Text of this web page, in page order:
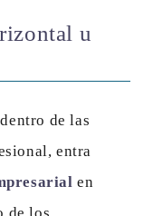
u
de las
entra
en